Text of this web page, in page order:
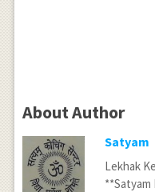
About Author
Satyam
Lekhak